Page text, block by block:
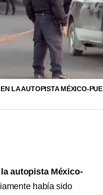
LA AUTOPISTA MÉXICO-PUE
autopista México-
había sido